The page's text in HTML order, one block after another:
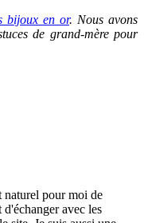
bijoux en or. Nous avons
de grand-mère pour
naturel pour moi de
d'échanger avec les